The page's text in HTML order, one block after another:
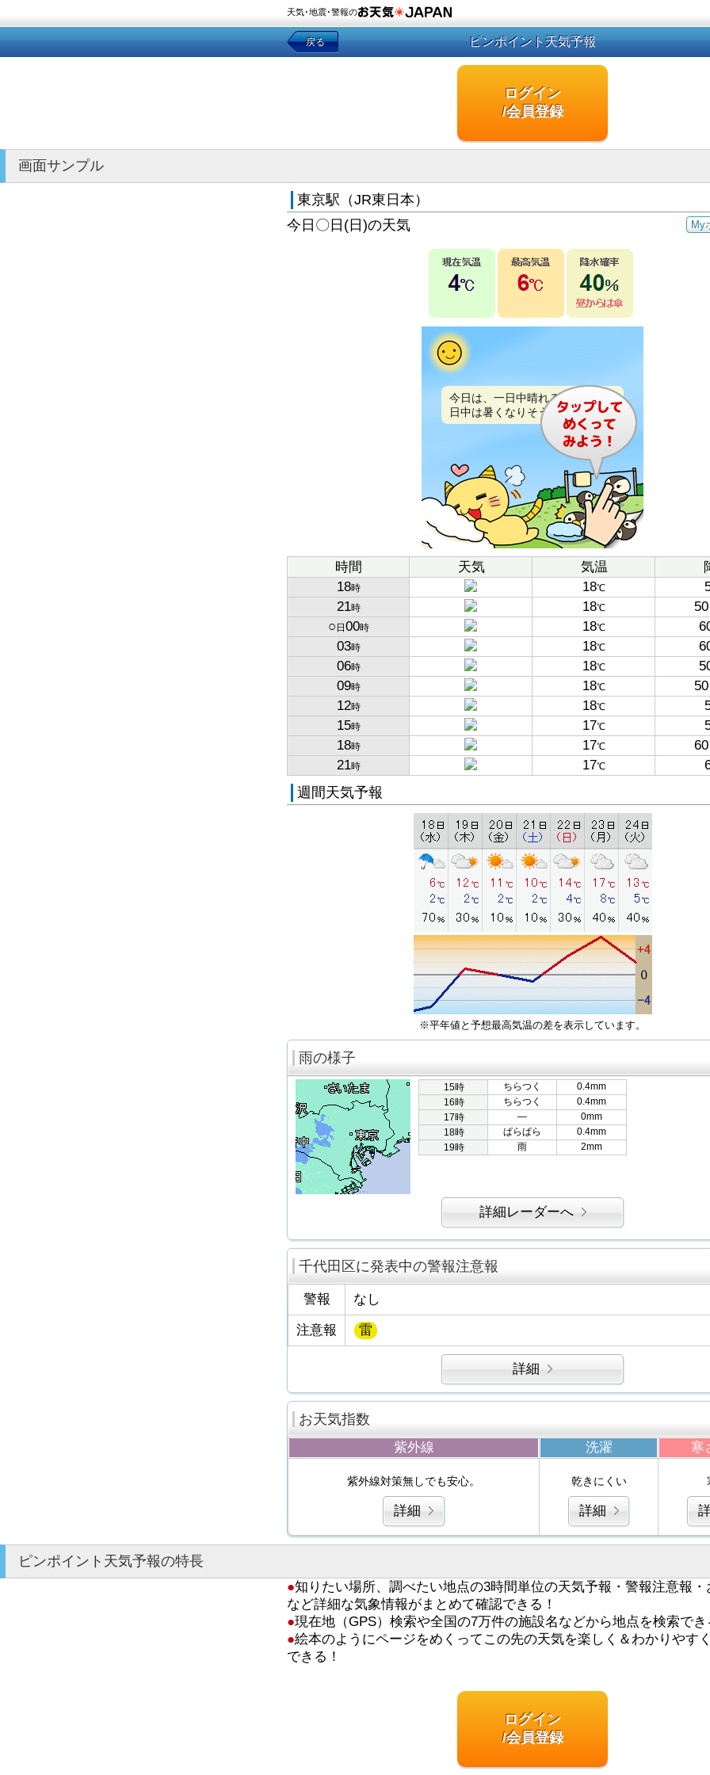
天気･地震･警報の
戻る ピンポイント天気予報
ログイン
/会員登録
画面サンプル
東京駅（JR東日本）
My
今日〇日(日)の天気
今日は、一日中晴れるでしょう。
日中は暑くなりそうです。
時間 天気 気温
18時 18℃
21時 18℃ 50
○ 日 00時 18℃
03時 18℃
06時 18℃
09時 18℃ 50
12時 18℃
15時 17℃
18時 17℃ 60
21時 17℃
週間天気予報
※平年値と予想最高気温の差を表示しています。
雨の様子
15時 ちらつく
0.4mm
16時
ちらつく
0.4mm
17時
―
0mm
18時
ぱらぱら
0.4mm
19時
雨 2mm
詳細レーダーへ
千代田区に発表中の警報注意報
警報 なし
注意報 雷
詳細
お天気指数
紫外線 洗濯 寒
紫外線対策無しでも安心。
詳細
乾きにくい
詳細
ピンポイント天気予報の特長
●知りたい場所、調べたい地点の3時間単位の天気予報・警報注意報・
など詳細な気象情報がまとめて確認できる！
●現在地（GPS）検索や全国の7万件の施設名などから地点を検索でき
●絵本のようにページをめくってこの先の天気を楽しく＆わかりやす
できる！
ログイン
/会員登録